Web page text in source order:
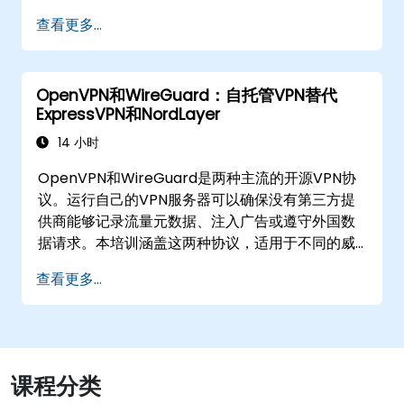
下），面向初到中级SRE和DevOps工程师，旨在帮
助他们使用Uptime Kuma替代云监控，搭建自托管
的状态跟踪平台。
查看更多...
OpenVPN和WireGuard：自托管VPN替代
ExpressVPN和NordLayer
14 小时
OpenVPN和WireGuard是两种主流的开源VPN协
议。运行自己的VPN服务器可以确保没有第三方提
供商能够记录流量元数据、注入广告或遵守外国数
据请求。本培训涵盖这两种协议，适用于不同的威
查看更多...
课程分类